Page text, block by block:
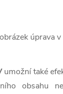
umožní také
obsahu